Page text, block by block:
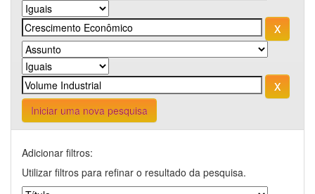
Iniciar uma nova pesquisa
Adicionar filtros:
Utilizar filtros para refinar o resultado da pesquisa.